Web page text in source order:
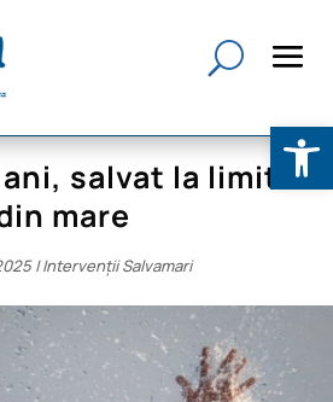
ani, salvat la limită
mare
|Intervenții Salvamari